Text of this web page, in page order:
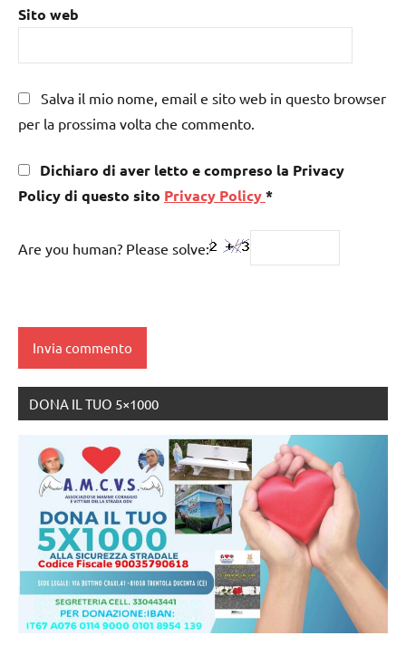
Sito web
Salva il mio nome, email e sito web in questo browser
per la prossima volta che commento.
Dichiaro di aver letto e compreso la Privacy
Policy di questo sito Privacy Policy*
Are you human? Please solve:
DONA IL TUO 5×1000